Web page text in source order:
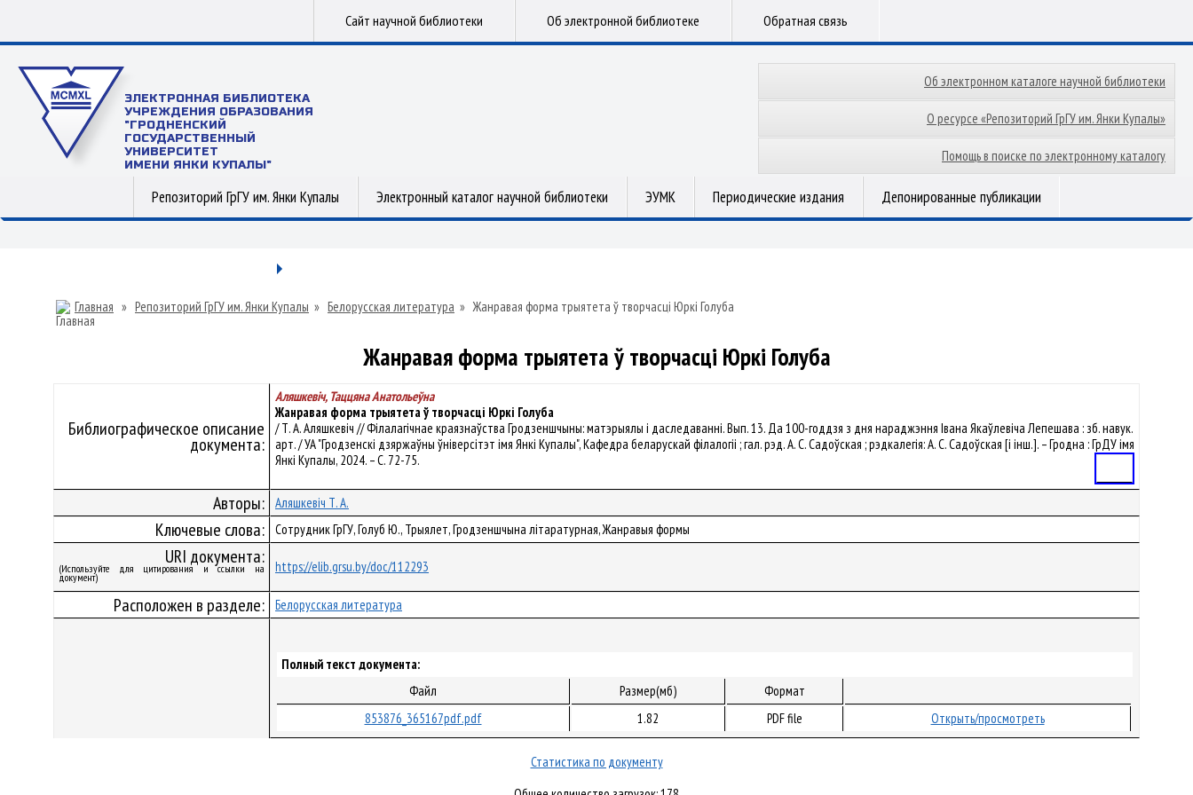
Сайт научной библиотеки Об электронной библиотеке Обратная связь
ЭЛЕКТРОННАЯ БИБЛИОТЕКА
УЧРЕЖДЕНИЯ ОБРАЗОВАНИЯ
"ГРОДНЕНСКИЙ
ГОСУДАРСТВЕННЫЙ
УНИВЕРСИТЕТ
ИМЕНИ ЯНКИ КУПАЛЫ"
Об электронном каталоге научной библиотеки
О ресурсе «Репозиторий ГрГУ им. Янки Купалы»
Помощь в поиске по электронному каталогу
Репозиторий ГрГУ им. Янки Купалы Электронный каталог научной библиотеки ЭУМК Периодические издания Депонированные публикации
Главная » Репозиторий ГрГУ им. Янки Купалы » Белорусская литература » Жанравая форма трыятета ў творчасці Юркі Голуба
Жанравая форма трыятета ў творчасці Юркі Голуба
Библиографическое описание
документа:
Аляшкевіч, Таццяна Анатольеўна
Жанравая форма трыятета ў творчасці Юркі Голуба
/ Т. А. Аляшкевіч // Філалагічнае краязнаўства Гродзеншчыны: матэрыялы і даследаванні. Вып. 13. Да 100-годдзя з дня нараджэння Івана Якаўлевіча Лепешава : зб. навук.
арт. / УА "Гродзенскі дзяржаўны ўніверсітэт імя Янкі Купалы", Кафедра беларускай філалогіі ; гал. рэд. А. С. Садоўская ; рэдкалегія: А. С. Садоўская [і інш.]. – Гродна : ГрДУ імя
Янкі Купалы, 2024. – С. 72-75.
Авторы: Аляшкевіч Т. А.
Ключевые слова: Сотрудник ГрГУ, Голуб Ю., Трыялет, Гродзеншчына літаратурная, Жанравыя формы
URI документа:
(Используйте для цитирования и ссылки на
документ)
https://elib.grsu.by/doc/112293
Расположен в разделе: Белорусская литература
Полный текст документа:
Файл
Размер(мб)
Формат
853876_365167pdf.pdf
1.82 PDF file Открыть/просмотреть
Статистика по документу